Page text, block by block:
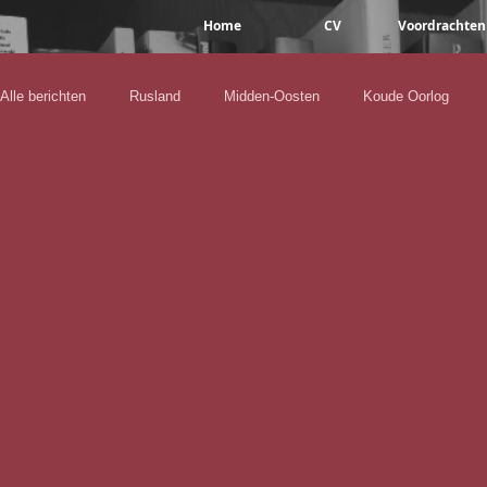
Home CV Voordrachten
Alle berichten Rusland Midden-Oosten Koude Oorlog